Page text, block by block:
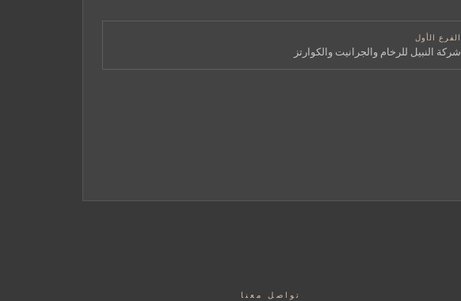
الفرع الأول
شركة النبيل للرخام والجرانيت والكوارتز
تواصل معنا